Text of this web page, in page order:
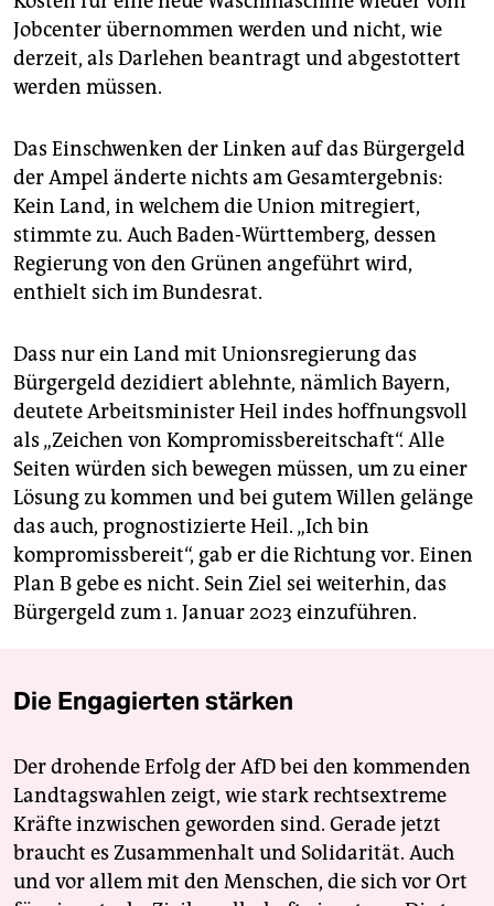
Jobcenter übernommen werden und nicht, wie
derzeit, als Darlehen beantragt und abgestottert
werden müssen.
Das Einschwenken der Linken auf das Bürgergeld
der Ampel änderte nichts am Gesamtergebnis:
Kein Land, in welchem die Union mitregiert,
stimmte zu. Auch Baden-Württemberg, dessen
Regierung von den Grünen angeführt wird,
enthielt sich im Bundesrat.
Dass nur ein Land mit Unionsregierung das
Bürgergeld dezidiert ablehnte, nämlich Bayern,
deutete Arbeitsminister Heil indes hoffnungsvoll
als „Zeichen von Kompromissbereitschaft“. Alle
Seiten würden sich bewegen müssen, um zu einer
Lösung zu kommen und bei gutem Willen gelänge
das auch, prognostizierte Heil. „Ich bin
kompromissbereit“, gab er die Richtung vor. Einen
Plan B gebe es nicht. Sein Ziel sei weiterhin, das
Bürgergeld zum 1. Januar 2023 einzuführen.
Die Engagierten stärken
Der drohende Erfolg der AfD bei den kommenden
Landtagswahlen zeigt, wie stark rechtsextreme
Kräfte inzwischen geworden sind. Gerade jetzt
braucht es Zusammenhalt und Solidarität. Auch
und vor allem mit den Menschen, die sich vor Ort